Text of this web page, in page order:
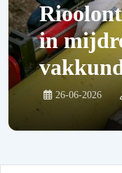
in
26-06-2026